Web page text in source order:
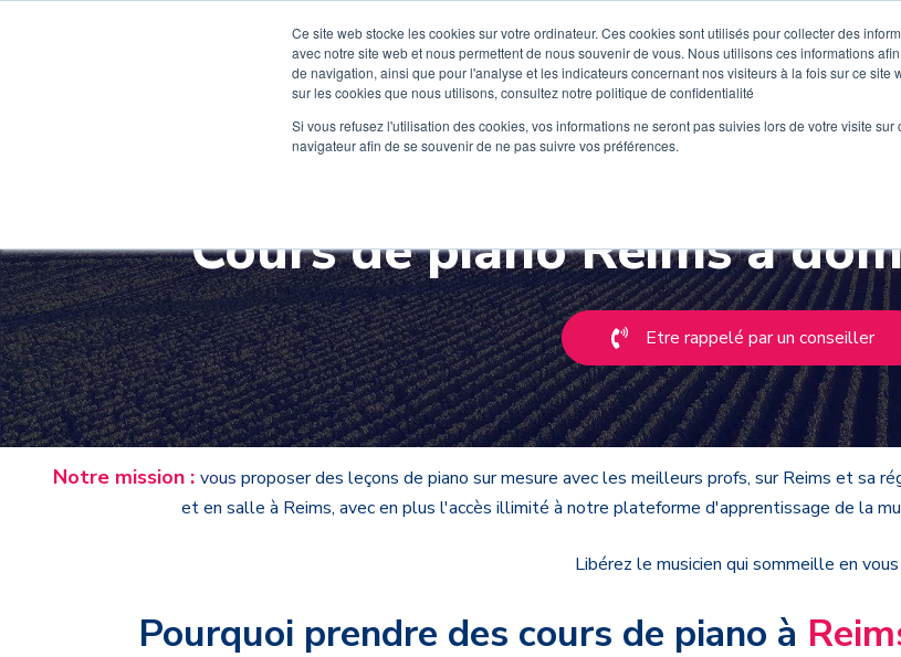
Ce site web stocke les cookies sur votre ordinateur. Ces cookies sont utilisés pour collecter des
avec notre site web et nous permettent de nous souvenir de vous. Nous utilisons ces informations
de navigation, ainsi que pour l'analyse et les indicateurs concernant nos visiteurs à la fois sur ce site
sur les cookies que nous utilisons, consultez notre politique de confidentialité
Si vous refusez l'utilisation des cookies, vos informations ne seront pas suivies lors de votre visite
navigateur afin de se souvenir de ne pas suivre vos préférences.
Rentrée 2026
Cours de piano Reims à
Etre rappelé par un conseiller
Notre mission : vous proposer des leçons de piano sur mesure avec les meilleurs profs, sur Reims et sa
et en salle à Reims, avec en plus l'accès illimité à notre plateforme d'apprentissage de la
Libérez le musicien qui sommeille en vous
Pourquoi prendre des cours de piano à